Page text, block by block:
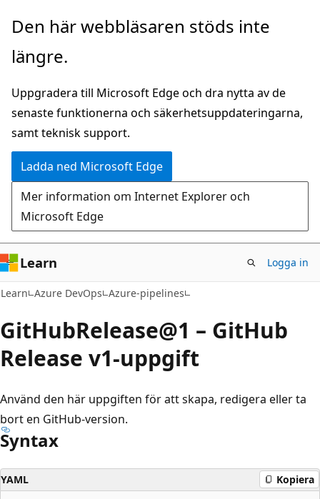
Hoppa
huvudinnehåll
Den här webbläsaren stöds inte
längre.
Uppgradera till Microsoft Edge och dra nytta av de
senaste funktionerna och säkerhetsuppdateringarna,
samt teknisk support.
Ladda ned Microsoft Edge
Mer information om Internet Explorer och
Microsoft Edge
Learn Logga in
Learn Azure DevOps Azure-pipelines
GitHubRelease@1 – GitHub
Release v1-uppgift
Använd den här uppgiften för att skapa, redigera eller ta
bort en GitHub-version.
Syntax
YAML Kopiera